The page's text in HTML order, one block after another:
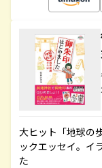
大ヒット「地球の
ックエッセイ。イ
た